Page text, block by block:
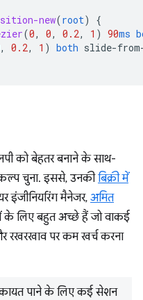
new(root)
{
(0, 0, 0.2, 1 ) 90ms
, 0.2, 1 ) both slide-
को बेहतर बनाने के साथ-
चुना. इससे, उनकीबिक्री में
इंजीनियरिंग मैनेजर, अमित
के लिए बहुत अच्छे हैं जो वाकई
रखरखाव पर कम खर्च करना
पाने के लिए कई सेशन